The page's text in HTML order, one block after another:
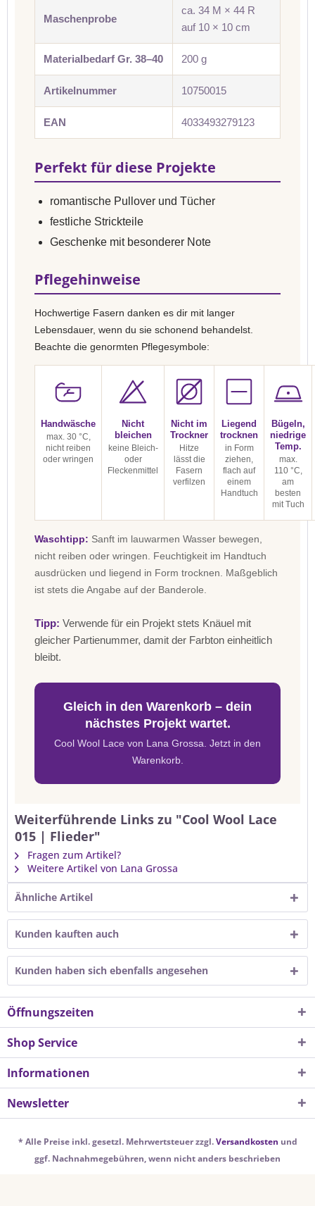
Maschenprobe
ca. 34 M × 44 R
auf 10 × 10 cm
Materialbedarf Gr. 38–40 200 g
Artikelnummer 10750015
EAN 4033493279123
Perfekt für diese Projekte
romantische Pullover und Tücher
festliche Strickteile
Geschenke mit besonderer Note
Pflegehinweise
Hochwertige Fasern danken es dir mit langer
Lebensdauer, wenn du sie schonend behandelst.
Beachte die genormten Pflegesymbole:
Handwäsche
max. 30 °C,
nicht reiben
oder wringen
Nicht
bleichen
keine Bleich-
oder
Fleckenmittel
Nicht im
Trockner
Hitze
lässt die
Fasern
verfilzen
Liegend
trocknen
in Form
ziehen,
flach auf
einem
Handtuch
Bügeln,
niedrige
Temp.
max.
110 °C,
am
besten
mit Tuch
Waschtipp: Sanft im lauwarmen Wasser bewegen,
nicht reiben oder wringen. Feuchtigkeit im Handtuch
ausdrücken und liegend in Form trocknen. Maßgeblich
ist stets die Angabe auf der Banderole.
Tipp: Verwende für ein Projekt stets Knäuel mit
gleicher Partienummer, damit der Farbton einheitlich
bleibt.
Gleich in den Warenkorb – dein
nächstes Projekt wartet.
Cool Wool Lace von Lana Grossa. Jetzt in den
Warenkorb.
Weiterführende Links zu "Cool Wool Lace
015 | Flieder"
Fragen zum Artikel?
Weitere Artikel von Lana Grossa
Ähnliche Artikel
Kunden kauften auch
Kunden haben sich ebenfalls angesehen
Öffnungszeiten
Shop Service
Informationen
Newsletter
* Alle Preise inkl. gesetzl. Mehrwertsteuer zzgl.Versandkosten und
ggf. Nachnahmegebühren, wenn nicht anders beschrieben